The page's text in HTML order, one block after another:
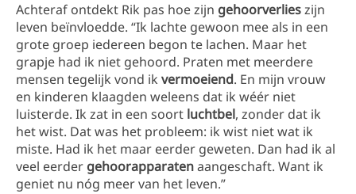
Achteraf ontdekt Rik pas hoe zijn gehoorverlieszijn
leven beïnvloedde. “Ik lachte gewoon mee als in een
grote groep iedereen begon te lachen. Maar het
grapje had ik niet gehoord. Praten met meerdere
mensen tegelijk vond ik vermoeiend. En mijn vrouw
en kinderen klaagden weleens dat ik wéér niet
luisterde. Ik zat in een soort luchtbel, zonder dat ik
het wist. Dat was het probleem: ik wist niet wat ik
miste. Had ik het maar eerder geweten. Dan had ik al
veel eerder gehoorapparatenaangeschaft. Want ik
geniet nu nóg meer van het leven.”